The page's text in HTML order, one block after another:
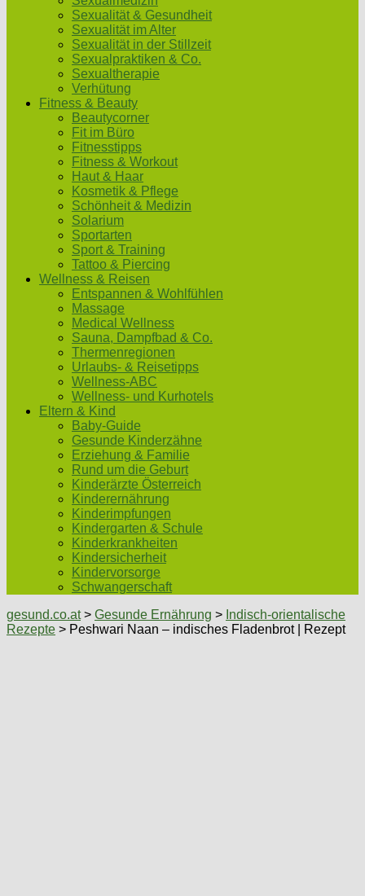
Sexualität & Gesundheit
Sexualität im Alter
Sexualität in der Stillzeit
Sexualpraktiken & Co.
Sexualtherapie
Verhütung
Fitness & Beauty
Beautycorner
Fit im Büro
Fitnesstipps
Fitness & Workout
Haut & Haar
Kosmetik & Pflege
Schönheit & Medizin
Solarium
Sportarten
Sport & Training
Tattoo & Piercing
Wellness & Reisen
Entspannen & Wohlfühlen
Massage
Medical Wellness
Sauna, Dampfbad & Co.
Thermenregionen
Urlaubs- & Reisetipps
Wellness-ABC
Wellness- und Kurhotels
Eltern & Kind
Baby-Guide
Gesunde Kinderzähne
Erziehung & Familie
Rund um die Geburt
Kinderärzte Österreich
Kinderernährung
Kinderimpfungen
Kindergarten & Schule
Kinderkrankheiten
Kindersicherheit
Kindervorsorge
Schwangerschaft
gesund.co.at> Gesunde Ernährung > Indisch-orientalische
Rezepte > Peshwari Naan – indisches Fladenbrot | Rezept